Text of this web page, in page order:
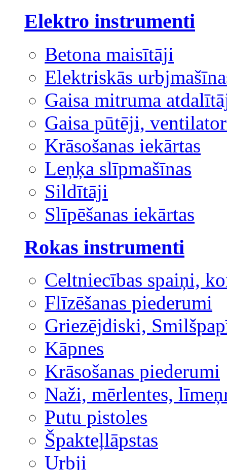
Elektro instrumenti
Betona maisītāji
Elektriskās
Gaisa mitruma
Gaisa pūtēji,
Krāsošanas iekārtas
Leņķa slīpmašīnas
Sildītāji
Slīpēšanas iekārtas
Rokas instrumenti
Celtniecības spaiņi,
Flīzēšanas piederumi
Griezējdiski,
Kāpnes
Krāsošanas piederumi
Naži, mērlentes,
Putu pistoles
Špakteļlāpstas
Urbji